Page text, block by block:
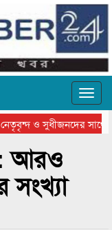
ও সুধীজনদের সাথে
গ্রুপ থিয়েটার ফেডারেশানের
আরও
সংখ্যা